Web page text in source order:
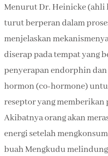
Menurut Dr. Heinicke (ahli
turut berperan dalam
menjelaskan
diserap pada tempat yang
penyerapan endorphin
hormon (co-hormone)
reseptor yang memberikan
Akibatnya orang akan
energi setelah
buah Mengkudu